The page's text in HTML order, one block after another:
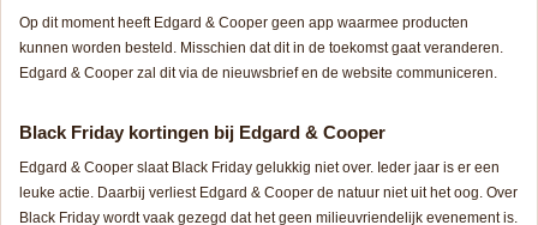
Op dit moment heeft Edgard & Cooper geen app waarmee producten
kunnen worden besteld. Misschien dat dit in de toekomst gaat veranderen.
Edgard & Cooper zal dit via de nieuwsbrief en de website communiceren.
Black Friday kortingen bij Edgard & Cooper
Edgard & Cooper slaat Black Friday gelukkig niet over. Ieder jaar is er een
leuke actie. Daarbij verliest Edgard & Cooper de natuur niet uit het oog. Over
Black Friday wordt vaak gezegd dat het geen milieuvriendelijk evenement is.